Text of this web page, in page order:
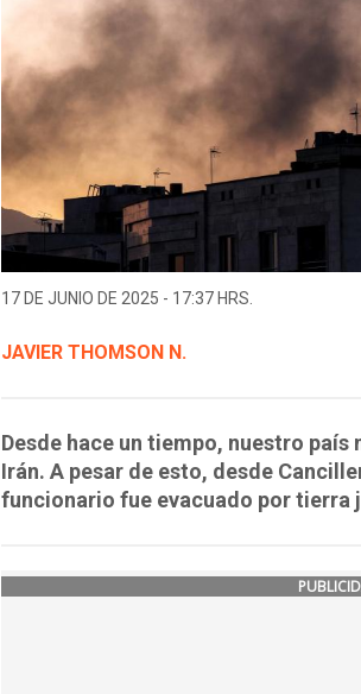
17 DE JUNIO DE 2025 - 17:37 HRS.
JAVIER THOMSON N.
Desde hace un tiempo, nuestro país
Irán. A pesar de esto, desde
funcionario fue evacuado por tierra